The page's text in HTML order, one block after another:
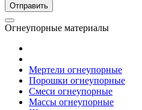
Огнеупорные материалы
Мертели огнеупорные
Порошки огнеупорные
Смеси огнеупорные
Массы огнеупорные